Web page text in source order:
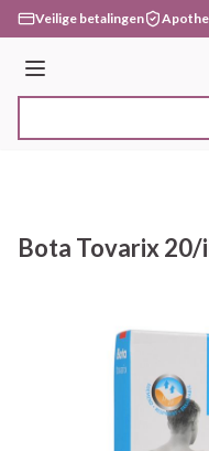
Ga naar de inhoud
Veilige betalingen
Menu
Bota Tovarix